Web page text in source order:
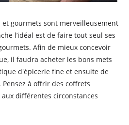
et gourmets sont merveilleusement
l’idéal est de faire tout seul ses
Afin de mieux concevoir
il faudra acheter les bons mets
d'épicerie fine et ensuite de
Pensez à offrir des coffrets
différentes circonstances